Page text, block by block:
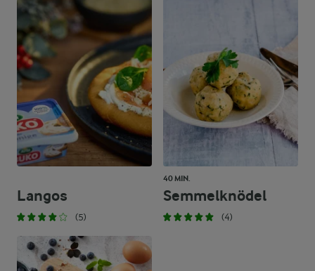
Langos
(5)
40 MIN.
Semmelknödel
(4)